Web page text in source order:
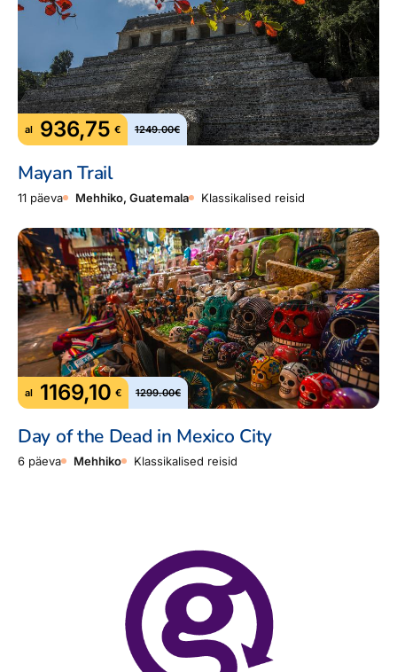
al 936,75 € 1249.00€
Mayan Trail
11 päeva Mehhiko, Guatemala Klassikalised reisid
al 1169,10 € 1299.00€
Day of the Dead in Mexico City
6 päeva Mehhiko Klassikalised reisid